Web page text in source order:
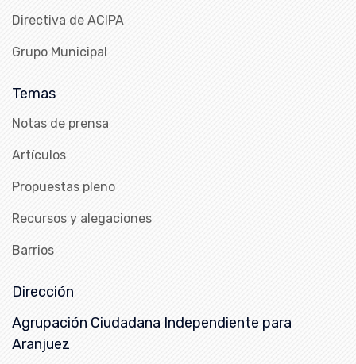
Directiva de ACIPA
Grupo Municipal
Temas
Notas de prensa
Artículos
Propuestas pleno
Recursos y alegaciones
Barrios
Dirección
Agrupación Ciudadana Independiente para
Aranjuez